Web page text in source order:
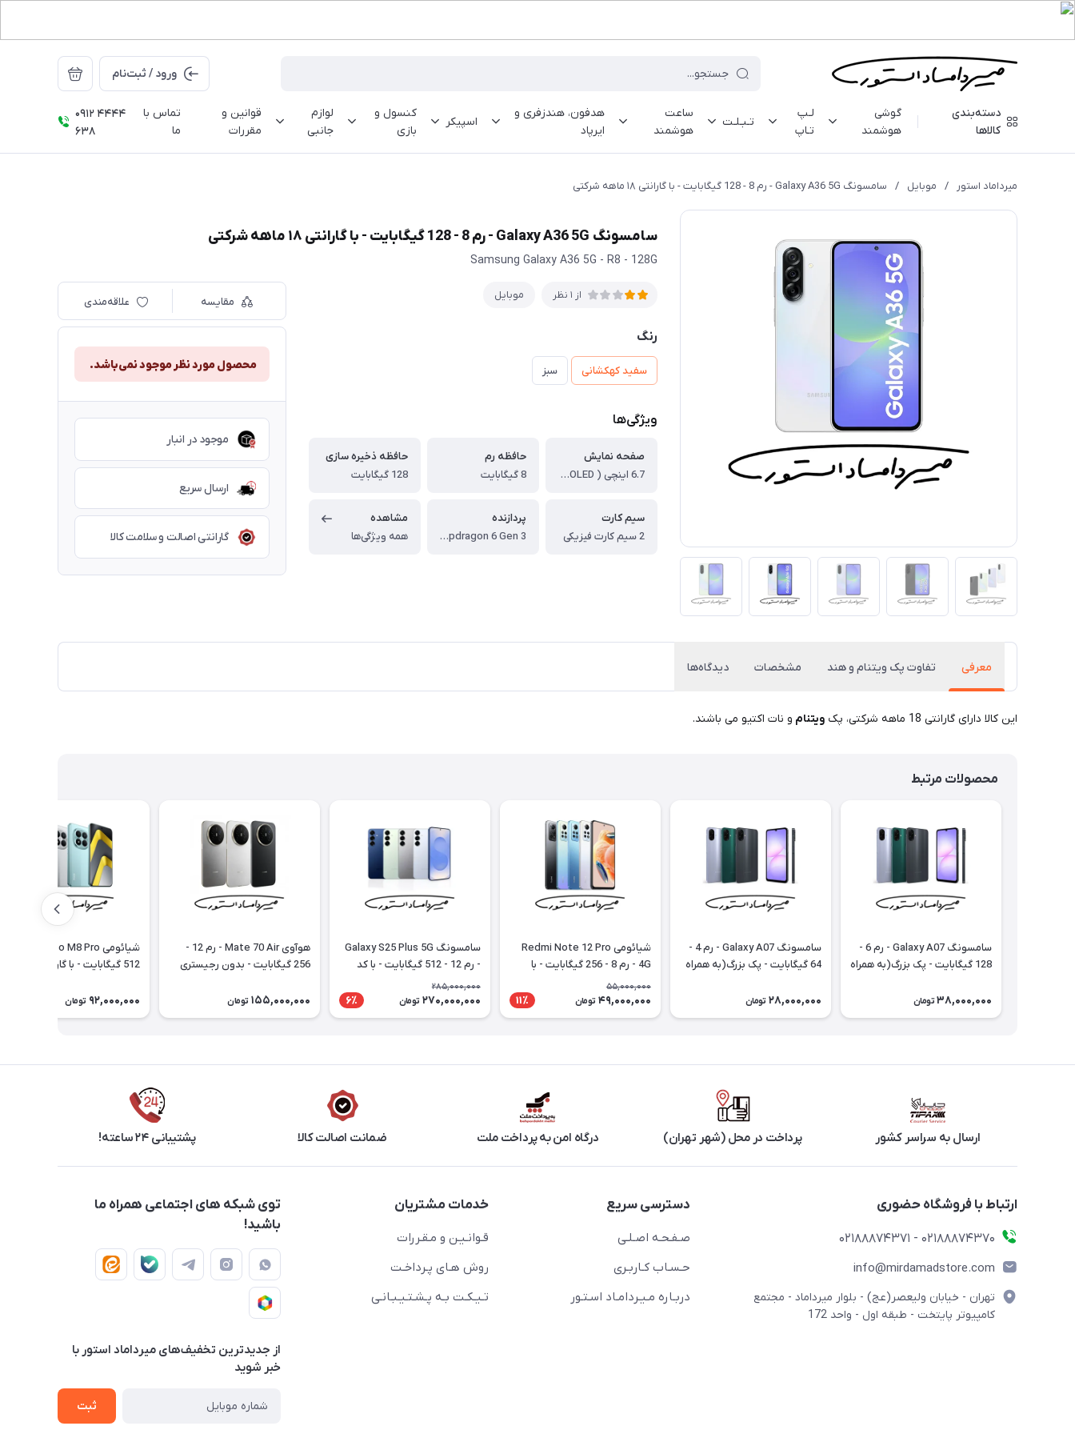
ورود / ثبت‌نام
دسته‌بندی
کالاها
گوشی
هوشمند
لـپ
تـاپ
تـبـلـت
ساعت
هوشمند
هدفون، هندزفری و
ایرپاد
اسپیکر
کنسول و
بازی
لوازم
جانبی
قوانین و
مقررات
تماس با
ما
0912 4444
638
میرداماد استور / موبایل / سامسونگ Galaxy A36 5G - رم 8 - 128 گیگابایت - با گارانتی ۱۸ ماهه شرکتی
سامسونگ Galaxy A36 5G - رم 8 - 128 گیگابایت - با گارانتی ۱۸ ماهه شرکتی
Samsung Galaxy A36 5G - R8 - 128G
از 1 نظر موبایل
رنگ
سفید کهکشانی سبز
ویژگی‌ها
صفحه نمایش
6.7 اینچی ( Super AMOLED )
حافظه رم
8 گیگابایت
حافظه ذخیره سازی
128 گیگابایت
سیم کارت
2 سیم کارت فیزیکی
پردازنده
Qualcomm SM6475-AB Snapdragon 6 Gen 3
مشاهده
همه ویژگی‌ها
مقایسه علاقه‌مندی
محصول مورد نظر موجود نمی‌باشد.
موجود در انبار
ارسال سریع
گارانتی اصالت و سلامت کالا
معرفی تفاوت پک ویتنام و هند مشخصات دیدگاه‌ها
این کالا دارای گارانتی 18 ماهه شرکتی، پک ویتنام و نات اکتیو می باشند.
محصولات مرتبط
سامسونگ Galaxy A07 - رم 6 -
128 گیگابایت - پک بزرگ(به همراه
38,000,000 تومان
سامسونگ Galaxy A07 - رم 4 -
64 گیگابایت - پک بزرگ(به همراه
28,000,000 تومان
شیائومی Redmi Note 12 Pro
4G - رم 8 - 256 گیگابایت - با
55,000,000
49,000,000 تومان 11٪
سامسونگ Galaxy S25 Plus 5G
- رم 12 - 512 گیگابایت - با کد
رجیستری
285,000,000
270,000,000 تومان 6٪
هوآوی Mate 70 Air - رم 12 -
256 گیگابایت - بدون رجیستری
155,000,000 تومان 92,000,000 تومان
ارسال به سراسر کشور پرداخت در محل (شهر تهران) درگاه امن به پرداخت ملت ضمانت اصالت کالا پشتیبانی ۲۴ ساعته!
ارتباط با فروشگاه حضوری
02188874370 - 02188874371
info@mirdamadstore.com
تهران - خیابان ولیعصر(عج) - بلوار میرداماد - مجتمع
کامپیوتر پایتخت - طبقه اول - واحد 172
دسترسی سریع
صـفـحـه اصـلـی
حـسـاب کـاربـری
دربـاره مـیـردامـاد اسـتـور
خدمات مشتریان
قـوانـیـن و مـقـررات
روش هـای پـرداخـت
تـیـکـت بـه پـشـتـیـبـانـی
توی شبکه های اجتماعی همراه ما
باشید!
از جدید‌ترین تخفیف‌های میرداماد استور با‌
خبر شوید
ثبت